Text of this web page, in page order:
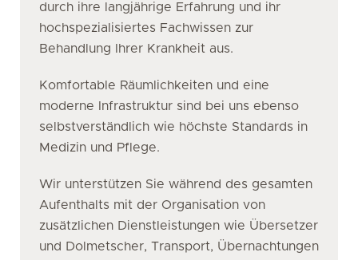
durch ihre langjährige Erfahrung und ihr
hochspezialisiertes Fachwissen zur
Behandlung Ihrer Krankheit aus.
Komfortable Räumlichkeiten und eine
moderne Infrastruktur sind bei uns ebenso
selbstverständlich wie höchste Standards in
Medizin und Pflege.
Wir unterstützen Sie während des gesamten
Aufenthalts mit der Organisation von
zusätzlichen Dienstleistungen wie Übersetzer
und Dolmetscher, Transport, Übernachtungen